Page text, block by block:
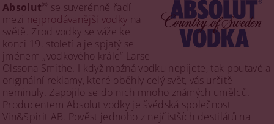
Absolut
se suverénně řadí
mezi nejprodávanější vodky na
světě. Zrod vodky se váže ke
konci 19. století a je spjatý se
jménem „vodkového krále“ Larse
Olssona Smithe. I když možná vodku nepijete, tak poutavé a
originální reklamy, které oběhly celý svět, vás určitě
neminuly. Zapojilo se do nich mnoho známých umělců.
Producentem Absolut vodky je švédská společnost
Vin&Spirit AB. Pověst jednoho z nejčistších destilátů na